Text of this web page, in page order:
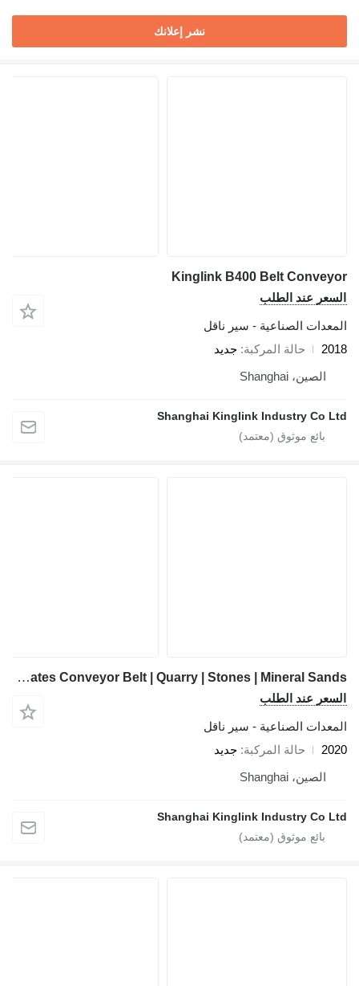
نشر إعلانك
Kinglink B400 Belt Conveyor
السعر عند الطلب
المعدات الصناعية - سير ناقل
2018
حالة المركبة جديد
الصين، Shanghai
Shanghai Kinglink Industry Co Ltd
Kinglink B1000 Aggregates Conveyor Belt | Quarry | Stones | Mineral Sands
السعر عند الطلب
المعدات الصناعية - سير ناقل
2020
حالة المركبة جديد
الصين، Shanghai
Shanghai Kinglink Industry Co Ltd